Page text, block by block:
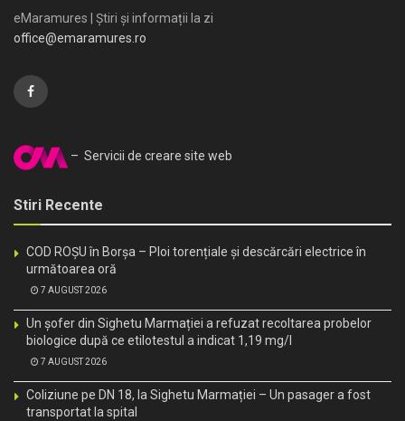
eMaramures | Știri și informații la zi
office@emaramures.ro
– Servicii de creare site web
Stiri Recente
COD ROȘU în Borșa – Ploi torențiale și descărcări electrice în
următoarea oră
7 AUGUST 2026
Un șofer din Sighetu Marmației a refuzat recoltarea probelor
biologice după ce etilotestul a indicat 1,19 mg/l
7 AUGUST 2026
Coliziune pe DN 18, la Sighetu Marmației – Un pasager a fost
transportat la spital